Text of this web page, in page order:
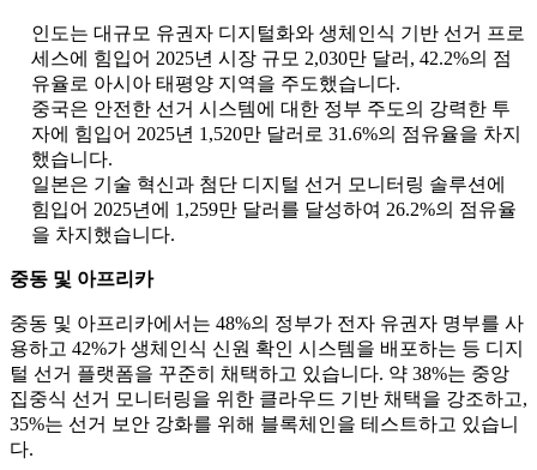
인도는 대규모 유권자 디지털화와 생체인식 기반 선거 프로
세스에 힘입어 2025년 시장 규모 2,030만 달러, 42.2%의 점
유율로 아시아 태평양 지역을 주도했습니다.
중국은 안전한 선거 시스템에 대한 정부 주도의 강력한 투
자에 힘입어 2025년 1,520만 달러로 31.6%의 점유율을 차지
했습니다.
일본은 기술 혁신과 첨단 디지털 선거 모니터링 솔루션에
힘입어 2025년에 1,259만 달러를 달성하여 26.2%의 점유율
을 차지했습니다.
중동 및 아프리카
중동 및 아프리카에서는 48%의 정부가 전자 유권자 명부를 사
용하고 42%가 생체인식 신원 확인 시스템을 배포하는 등 디지
털 선거 플랫폼을 꾸준히 채택하고 있습니다. 약 38%는 중앙
집중식 선거 모니터링을 위한 클라우드 기반 채택을 강조하고,
35%는 선거 보안 강화를 위해 블록체인을 테스트하고 있습니
다.